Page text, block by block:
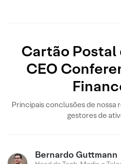
Cartão Postal
CEO
Principais conclusões de nossa
gestores de
Bernardo Guttmann